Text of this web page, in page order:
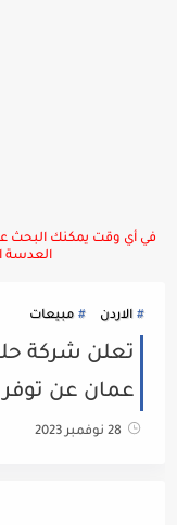
في أي وقت يمكنك البحث عن
العدسة
الاردن مبيعات
تعلن شركة
عمان عن
28 نوفمبر 2023